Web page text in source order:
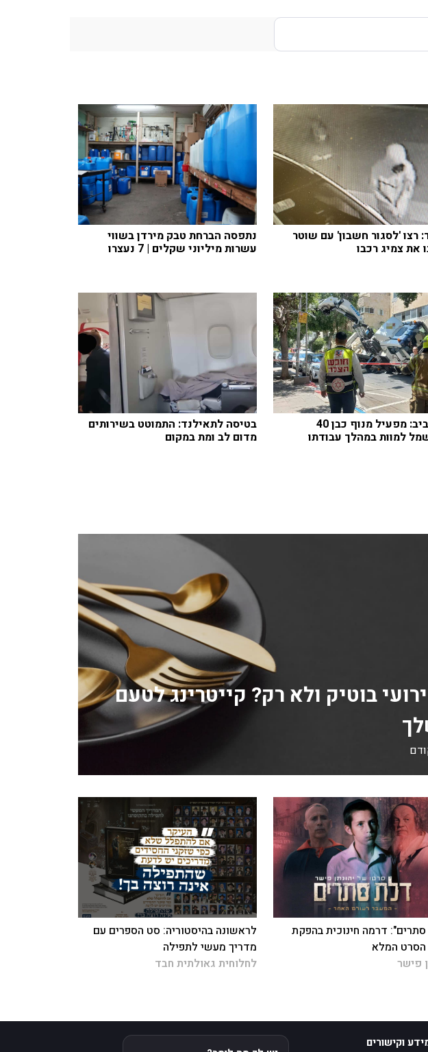
רצו 'לסגור חשבון' עם שוטר
את צמיג רכבו
נתפסה הברחת טבק מירדן בשווי
עשרות מיליוני שקלים | 7 נעצרו
תל אביב: מפעיל מנוף כבן 40
למוות במהלך עבודתו
בטיסה לתאילנד: התמוטט בשירותים
מדום לב ומת במקום
בוטיק ולא רק? קייטרינג לטעם
דרמה חינוכית בהפקת
הסרט המלא
פישר
לראשונה בהיסטוריה: סט הספרים עם
מדריך מעשי לתפילה
לחלוחית גאולתית חבד
וקישורים